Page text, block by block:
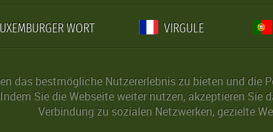
WORT VIRGULE
das bestmögliche Nutzererlebnis zu bieten und
Sie die Webseite weiter nutzen, akzeptieren
Verbindung zu sozialen Netzwerken, gezielte